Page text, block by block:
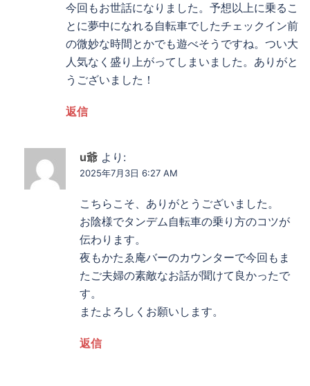
今回もお世話になりました。予想以上に乗るこ
とに夢中になれる自転車でしたチェックイン前
の微妙な時間とかでも遊べそうですね。つい大
人気なく盛り上がってしまいました。ありがと
うございました！
返信
u爺 より:
2025年7月3日 6:27 AM
こちらこそ、ありがとうございました。
お陰様でタンデム自転車の乗り方のコツが
伝わります。
夜もかたゑ庵バーのカウンターで今回もま
たご夫婦の素敵なお話が聞けて良かったで
す。
またよろしくお願いします。
返信